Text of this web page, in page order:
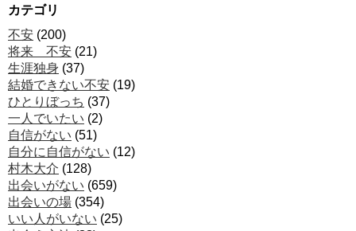
カテゴリ
不安 (200)
将来 不安 (21)
生涯独身 (37)
結婚できない不安 (19)
ひとりぼっち (37)
一人でいたい (2)
自信がない (51)
自分に自信がない (12)
村木大介 (128)
出会いがない (659)
出会いの場 (354)
いい人がいない (25)